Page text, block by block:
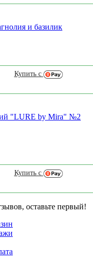
и базилик
Купить с
"LURE by Mira" №2
Купить с
оставьте первый!